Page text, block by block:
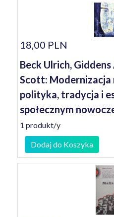
18,00 PLN
Beck Ulrich,
Scott: Modernizacja
polityka, tradycja i
społecznym
1 produkt/y
Dodaj do Koszyka